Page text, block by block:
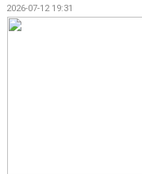
2026-07-12 19:31